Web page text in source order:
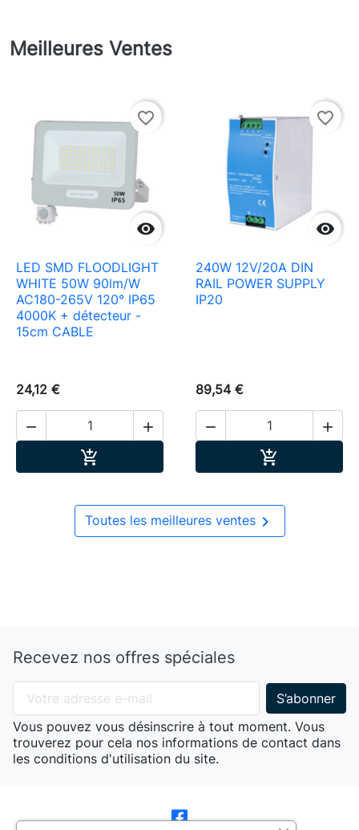
Meilleures Ventes

favorite_border
LED SMD FLOODLIGHT
WHITE 50W 90lm/W
AC180-265V 120° IP65
4000K + détecteur -
15cm CABLE
24,12 €
 


favorite_border
240W 12V/20A DIN
RAIL POWER SUPPLY
IP20
89,54 €
 

Toutes les meilleures ventes
Recevez nos offres spéciales
Vous pouvez vous désinscrire à tout moment. Vous
trouverez pour cela nos informations de contact dans
les conditions d'utilisation du site.